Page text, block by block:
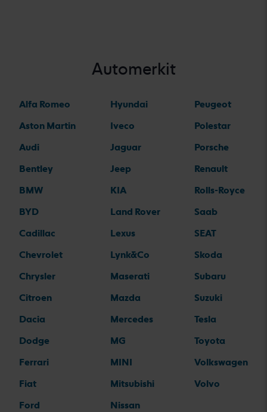
Automerkit
Alfa Romeo
Aston Martin
Audi
Bentley
BMW
BYD
Cadillac
Chevrolet
Chrysler
Citroen
Dacia
Dodge
Ferrari
Fiat
Ford
Hyundai
Iveco
Jaguar
Jeep
KIA
Land Rover
Lexus
Lynk&Co
Maserati
Mazda
Mercedes
MG
MINI
Mitsubishi
Nissan
Peugeot
Polestar
Porsche
Renault
Rolls-Royce
Saab
SEAT
Skoda
Subaru
Suzuki
Tesla
Toyota
Volkswagen
Volvo